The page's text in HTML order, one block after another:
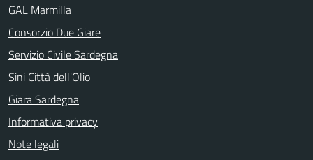
GAL Marmilla
Consorzio Due Giare
Servizio Civile Sardegna
Sini Città dell'Olio
Giara Sardegna
Informativa privacy
Note legali